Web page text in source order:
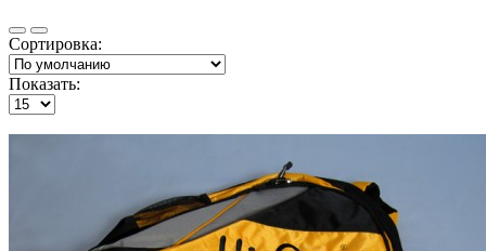
Сортировка:
Показать: